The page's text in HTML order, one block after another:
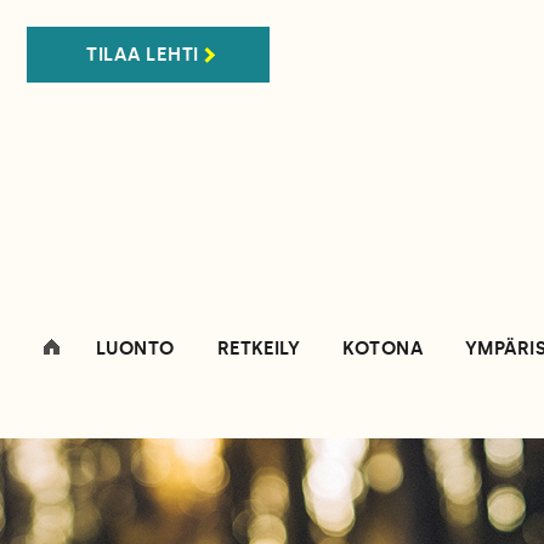
TILAA LEHTI
LUONTO RETKEILY KOTONA